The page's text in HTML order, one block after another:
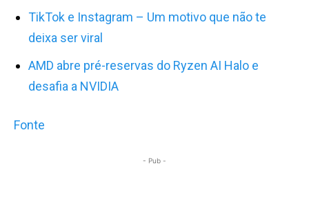
TikTok e Instagram – Um motivo que não te
deixa ser viral
AMD abre pré-reservas do Ryzen AI Halo e
desafia a NVIDIA
Fonte
- Pub -